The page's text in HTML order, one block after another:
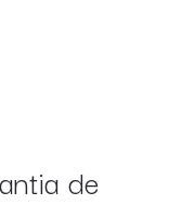
de